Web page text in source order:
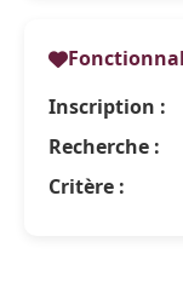
Inscription :
Recherche :
Critère :